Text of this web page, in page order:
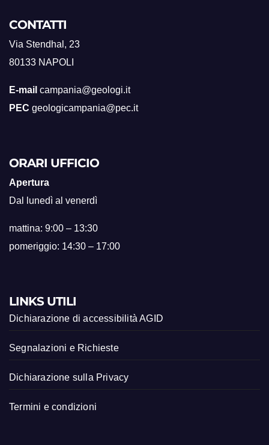
CONTATTI
Via Stendhal, 23
80133 NAPOLI
E-mail campania@geologi.it
PEC geologicampania@pec.it
ORARI UFFICIO
Apertura
Dal lunedì al venerdì
mattina: 9:00 – 13:30
pomeriggio: 14:30 – 17:00
LINKS UTILI
Dichiarazione di accessibilità AGID
Segnalazioni e Richieste
Dichiarazione sulla Privacy
Termini e condizioni